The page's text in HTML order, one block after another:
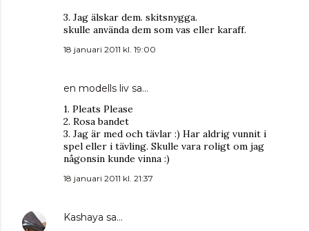
3. Jag älskar dem. skitsnygga.
skulle använda dem som vas eller karaff.
18 januari 2011 kl. 19:00
en modells liv sa…
1. Pleats Please
2. Rosa bandet
3. Jag är med och tävlar :) Har aldrig vunnit i
spel eller i tävling. Skulle vara roligt om jag
någonsin kunde vinna :)
18 januari 2011 kl. 21:37
Kashaya sa…